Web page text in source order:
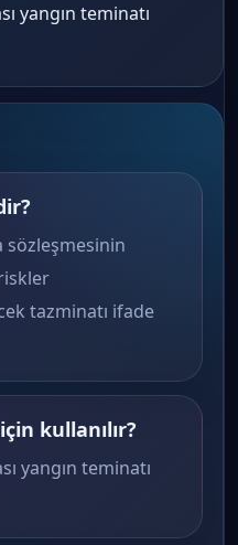
yangın teminatı
sözleşmesinin
tazminatı ifade
kullanılır?
yangın teminatı